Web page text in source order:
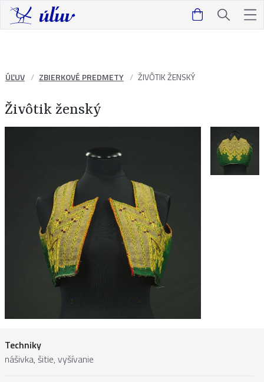
ÚĽUV ZBIERKOVÉ PREDMETY ŽIVÔTIK ŽENSKÝ
Živôtik ženský
Techniky
nášivka, šitie, vyšívanie